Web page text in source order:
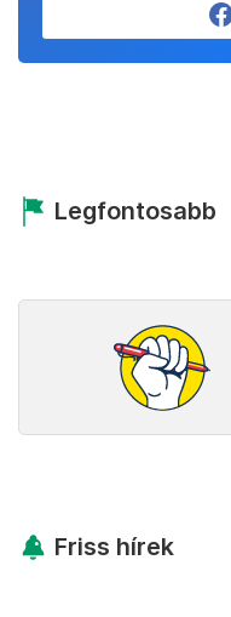
Legfontosabb
Friss hírek